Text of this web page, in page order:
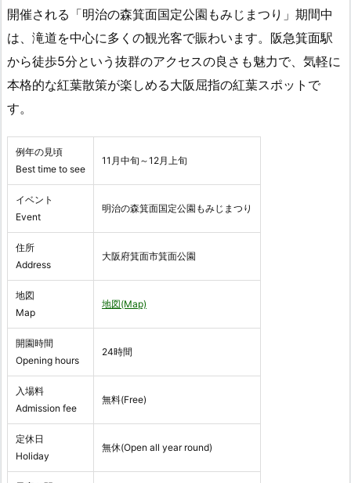
開催される「明治の森箕面国定公園もみじまつり」期間中
は、滝道を中心に多くの観光客で賑わいます。阪急箕面駅
から徒歩5分という抜群のアクセスの良さも魅力で、気軽に
本格的な紅葉散策が楽しめる大阪屈指の紅葉スポットで
す。
例年の見頃
Best time to see
11月中旬～12月上旬
イベント
Event
明治の森箕面国定公園もみじまつり
住所
Address
大阪府箕面市箕面公園
地図
Map
地図(Map)
開園時間
Opening hours
24時間
入場料
Admission fee
無料(Free)
定休日
Holiday
無休(Open all year round)